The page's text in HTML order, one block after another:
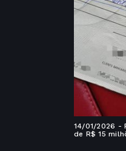
14/01/2026 -
de R$ 15